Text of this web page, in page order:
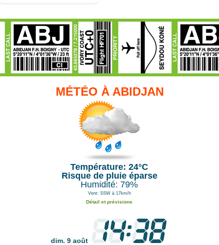
MÉTÉO À ABIDJAN
Température: 24°C
Risque de pluie éparse
Humidité: 79%
Vent: SSW à 17km/h
Détail et prévisions
dim. 9 août